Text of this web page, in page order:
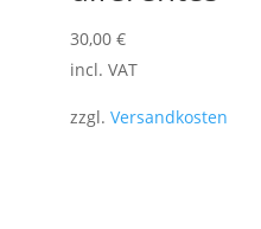
30,00 €
incl. VAT
zzgl. Versandkosten